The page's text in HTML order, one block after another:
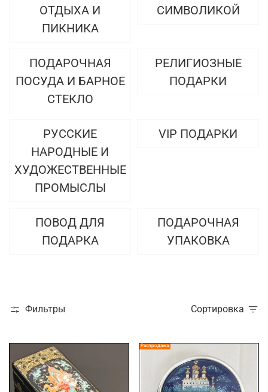
ОТДЫХА И
ПИКНИКА
СИМВОЛИКОЙ
ПОДАРОЧНАЯ
ПОСУДА И БАРНОЕ
СТЕКЛО
РЕЛИГИОЗНЫЕ
ПОДАРКИ
РУССКИЕ
НАРОДНЫЕ И
ХУДОЖЕСТВЕННЫЕ
ПРОМЫСЛЫ
VIP ПОДАРКИ
ПОВОД ДЛЯ
ПОДАРКА
ПОДАРОЧНАЯ
УПАКОВКА
Фильтры Сортировка
Распродажа